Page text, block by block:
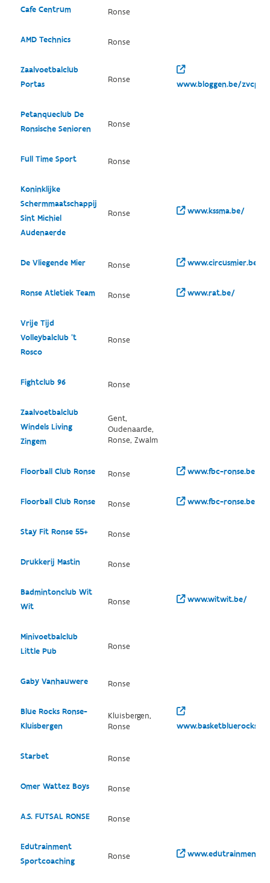
Cafe Centrum Ronse
AMD Technics Ronse
Zaalvoetbalclub
Portas
Ronse www.bloggen.be/
Petanqueclub De
Ronsische Senioren
Ronse
Full Time Sport Ronse
Koninklijke
Schermmaatschappij
Sint Michiel
Audenaerde
Ronse www.kssma.be/
De Vliegende Mier Ronse www.circusmier.be/
Ronse Atletiek Team Ronse www.rat.be/
Vrije Tijd
Volleybalclub 't
Rosco
Ronse
Fightclub 96 Ronse
Zaalvoetbalclub
Windels Living
Zingem
Gent,
Oudenaarde,
Ronse, Zwalm
Floorball Club Ronse Ronse www.fbc-ronse.be/
Floorball Club Ronse Ronse www.fbc-ronse.be/
Stay Fit Ronse 55+ Ronse
Drukkerij Mastin Ronse
Badmintonclub Wit
Wit
Ronse www.witwit.be/
Minivoetbalclub
Little Pub
Ronse
Gaby Vanhauwere Ronse
Blue Rocks Ronse-
Kluisbergen
Kluisbergen,
Ronse
Starbet Ronse
Omer Wattez Boys Ronse
A.S. FUTSAL RONSE Ronse
Edutrainment
Sportcoaching
Ronse